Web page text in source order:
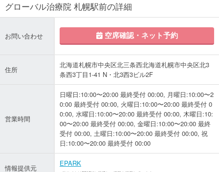
グローバル治療院 札幌駅前の詳細
お問い合わせ 空席確認・ネット予約
住所
北海道札幌市中央区北三条西北海道札幌市中央区北3
条西3丁目1-41 N・北3西3ビル2F
営業時間
日曜日:10:00〜20:00 最終受付 00:00, 月曜日:10:00〜2
0:00 最終受付 00:00, 火曜日:10:00〜20:00 最終受付 0
0:00, 水曜日:10:00〜20:00 最終受付 00:00, 木曜日:10:
00〜20:00 最終受付 00:00, 金曜日:10:00〜20:00 最終
受付 00:00, 土曜日:10:00〜20:00 最終受付 00:00, 祝
日:10:00〜20:00 最終受付 00:00
情報提供元
EPARK